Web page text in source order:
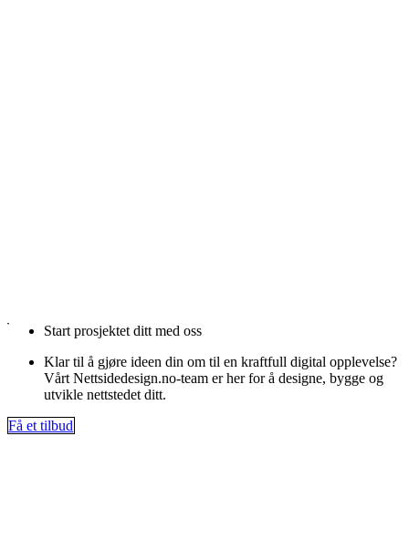
Start prosjektet ditt med oss
Klar til å gjøre ideen din om til en kraftfull digital opplevelse?
Vårt Nettsidedesign.no-team er her for å designe, bygge og
utvikle nettstedet ditt.
Få et tilbud